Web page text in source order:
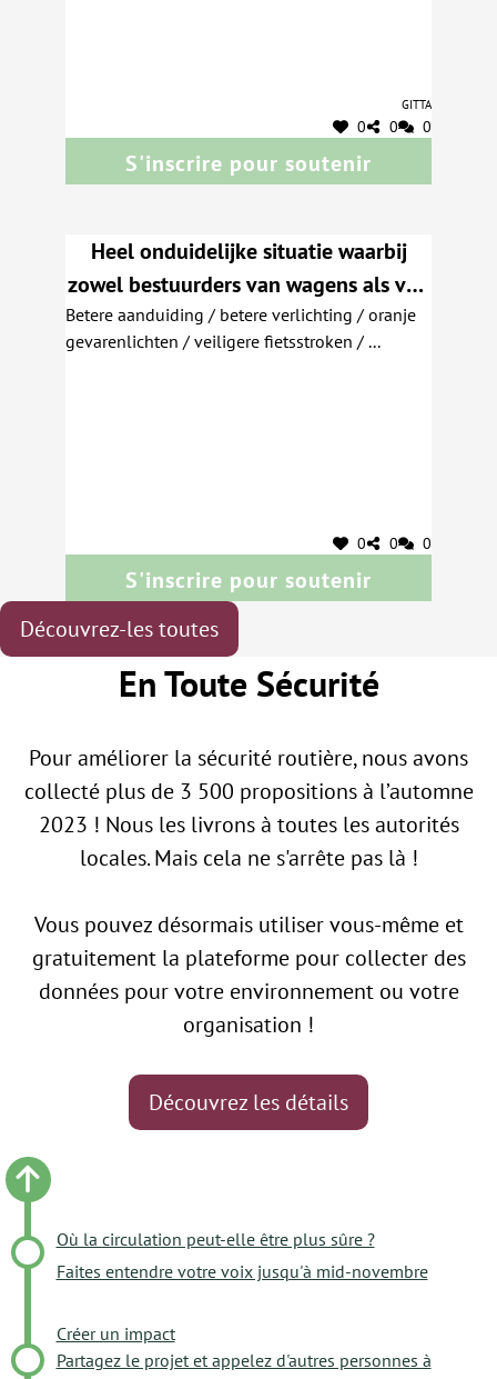
Gitta
0 0 0
S'inscrire pour soutenir
Heel onduidelijke situatie waarbij
zowel bestuurders van wagens als van
(motor-)fietsen niet goed kunnen zien
wie nu eigenlijk waar voorrang heeft.
Betere aanduiding / betere verlichting / oranje
gevarenlichten / veiligere fietsstroken / ...
0 0 0
S'inscrire pour soutenir
Découvrez-les toutes
En Toute Sécurité
Pour améliorer la sécurité routière, nous avons
collecté plus de 3 500 propositions à l’automne
2023 ! Nous les livrons à toutes les autorités
locales. Mais cela ne s'arrête pas là !
Vous pouvez désormais utiliser vous-même et
gratuitement la plateforme pour collecter des
données pour votre environnement ou votre
organisation !
Découvrez les détails
Où la circulation peut-elle être plus sûre ?
Faites entendre votre voix jusqu'à mid-novembre
Créer un impact
Partagez le projet et appelez d'autres personnes à